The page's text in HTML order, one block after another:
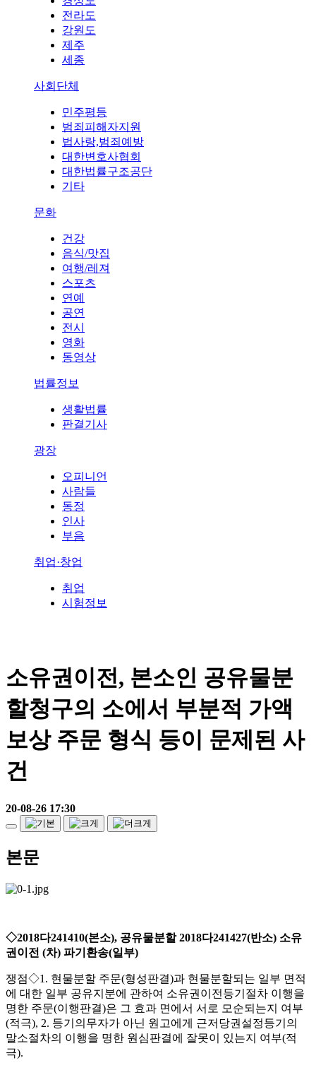
전라도
강원도
제주
세종
사회단체
민주평등
범죄피해자지원
법사랑,범죄예방
대한변호사협회
대한법률구조공단
기타
문화
건강
음식/맛집
여행/레져
스포츠
연예
공연
전시
영화
동영상
법률정보
생활법률
판결기사
광장
오피니언
사람들
동정
인사
부음
취업·창업
취업
시험정보
소유권이전, 본소인 공유물분
할청구의 소에서 부분적 가액
보상 주문 형식 등이 문제된 사
건
20-08-26 17:30
본문
◇2018다241410(본소), 공유물분할2018다241427(반소) 소유
권이전 (차) 파기환송(일부)
쟁점◇1. 현물분할 주문(형성판결)과 현물분할되는 일부 면적
에 대한 일부 공유지분에 관하여 소유권이전등기절차 이행을
명한 주문(이행판결)은 그 효과 면에서 서로 모순되는지 여부
(적극), 2. 등기의무자가 아닌 원고에게 근저당권설정등기의
말소절차의 이행을 명한 원심판결에 잘못이 있는지 여부(적
극).